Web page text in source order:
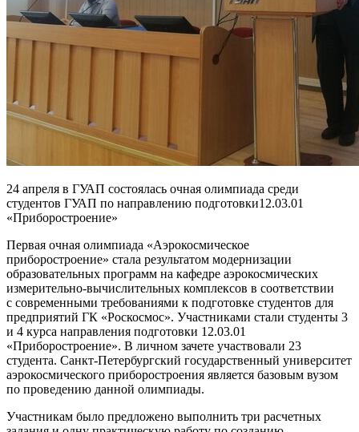
24 апреля в ГУАП состоялась очная олимпиада среди
студентов ГУАП по направлению подготовки12.03.01
«Приборостроение»
Первая очная олимпиада «Аэрокосмическое
приборостроение» стала результатом модернизации
образовательных программ на кафедре аэрокосмических
измерительно-вычислительных комплексов в соответствии
с современными требованиями к подготовке студентов для
предприятий ГК «Роскосмос». Участниками стали студенты 3
и 4 курса направления подготовки 12.03.01
«Приборостроение». В личном зачете участвовали 23
студента. Санкт-Петербургский государственный университет
аэрокосмического приборостроения является базовым вузом
по проведению данной олимпиады.
Участникам было предложено выполнить три расчетных